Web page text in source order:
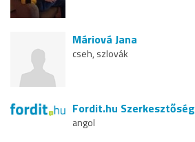
Máriová Jana
cseh, szlovák
Fordit.hu Szerkesztőség
angol